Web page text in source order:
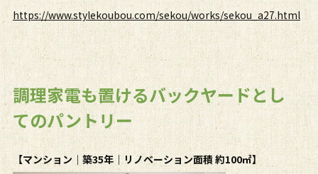
https://www.stylekoubou.com/sekou/works/sekou_a27.html
調理家電も置けるバックヤードとし
てのパントリー
【マンション｜築35年｜リノベーション面積 約100㎡】